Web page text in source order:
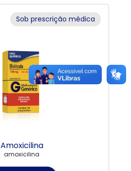
Sob prescrição médica
Amoxicilina
amoxicilina